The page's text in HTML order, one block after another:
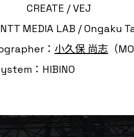
CREATE / VEJ
NTT MEDIA LAB / Ongaku
： 小久保 尚志 （
： HIBINO